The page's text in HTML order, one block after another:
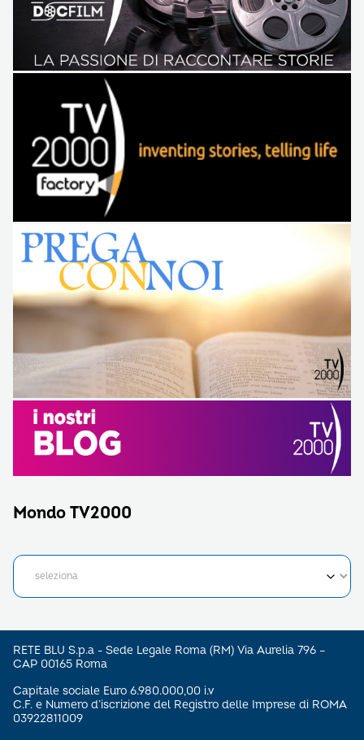
Mondo TV2000
RETE BLU S.p.a - Sede Legale Roma (RM) Via Aurelia 796 –
CAP 00165 Roma
Capitale sociale Euro 6.980.000,00 i.v
C.F. e Numero d’iscrizione del Registro delle Imprese di ROMA
03922811009